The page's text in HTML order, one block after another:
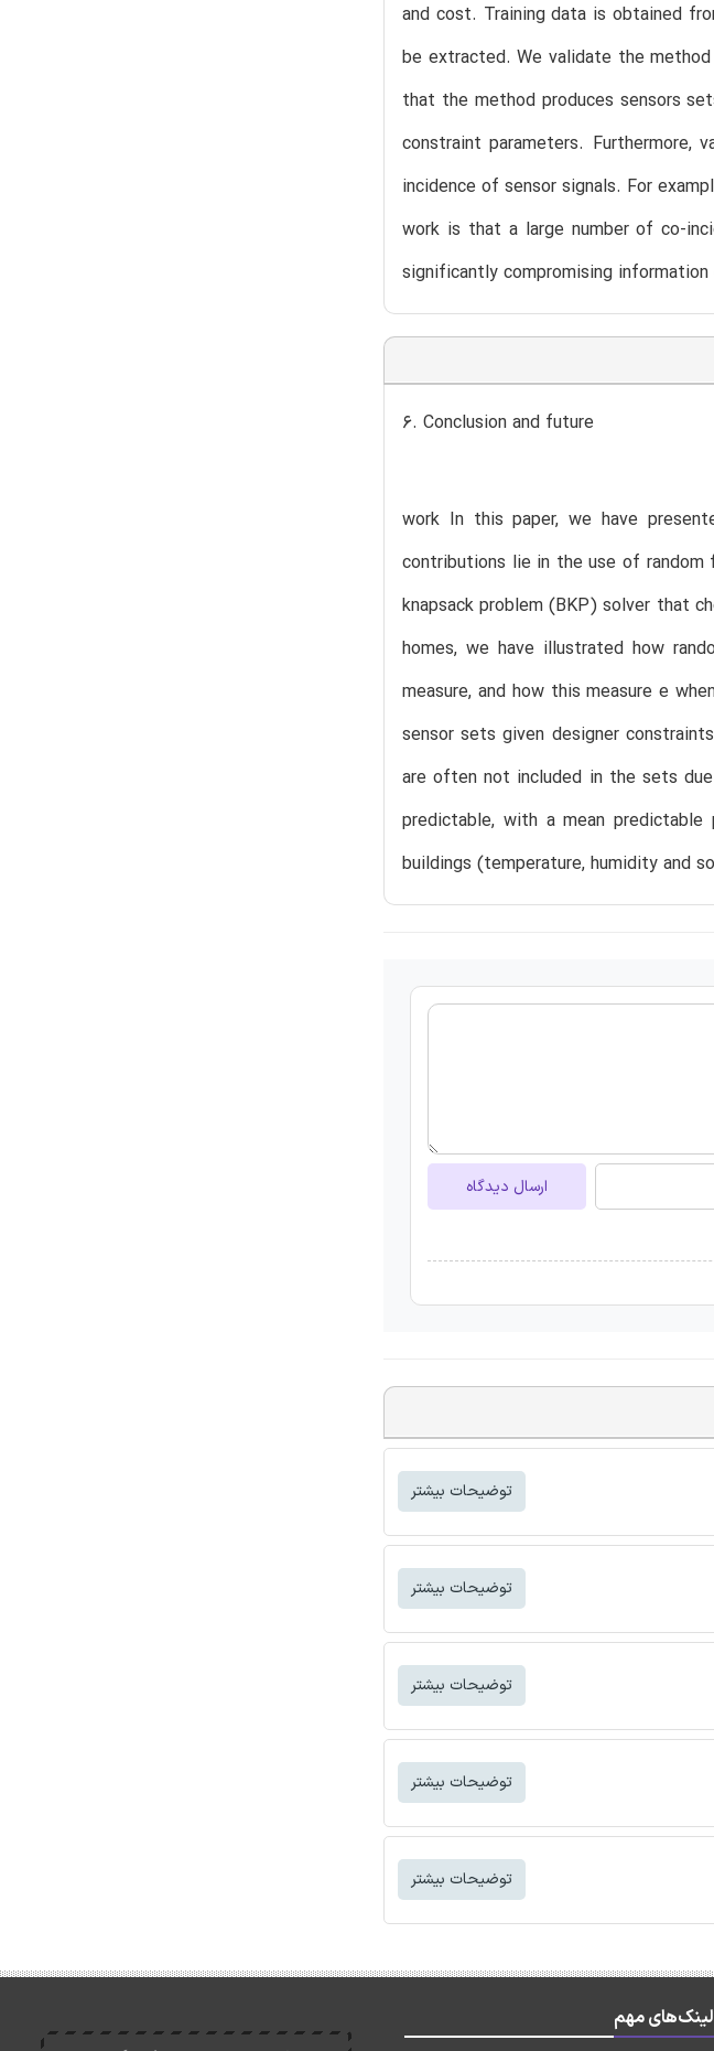
and cost. Training data is obtained
be extracted. We validate the
that the method produces sensors
constraint parameters.
incidence of sensor signals. For
work is that a large number of co-
significantly compromising
6. Conclusion and future
work In this paper, we have
contributions lie in the use of random
knapsack problem (BKP) solver that
homes, we have illustrated how
measure, and how this measure e
sensor sets given designer
are often not included in the sets
predictable, with a mean
buildings (temperature, humidity and
ارسال دیدگاه
توضیحات بیشتر
توضیحات بیشتر
توضیحات بیشتر
توضیحات بیشتر
توضیحات بیشتر
لینک‌های مهم